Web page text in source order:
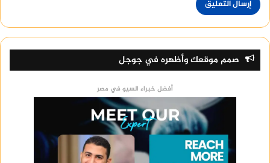
صمم موقعك وأظهره في جوجل
أفضل خبراء السيو في مصر